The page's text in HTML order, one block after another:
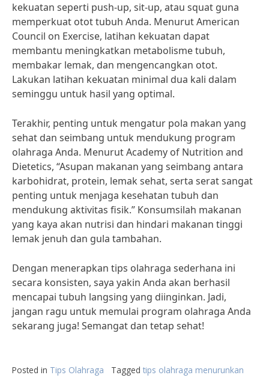
kekuatan seperti push-up, sit-up, atau squat guna
memperkuat otot tubuh Anda. Menurut American
Council on Exercise, latihan kekuatan dapat
membantu meningkatkan metabolisme tubuh,
membakar lemak, dan mengencangkan otot.
Lakukan latihan kekuatan minimal dua kali dalam
seminggu untuk hasil yang optimal.
Terakhir, penting untuk mengatur pola makan yang
sehat dan seimbang untuk mendukung program
olahraga Anda. Menurut Academy of Nutrition and
Dietetics, “Asupan makanan yang seimbang antara
karbohidrat, protein, lemak sehat, serta serat sangat
penting untuk menjaga kesehatan tubuh dan
mendukung aktivitas fisik.” Konsumsilah makanan
yang kaya akan nutrisi dan hindari makanan tinggi
lemak jenuh dan gula tambahan.
Dengan menerapkan tips olahraga sederhana ini
secara konsisten, saya yakin Anda akan berhasil
mencapai tubuh langsing yang diinginkan. Jadi,
jangan ragu untuk memulai program olahraga Anda
sekarang juga! Semangat dan tetap sehat!
Posted in Tips Olahraga Tagged tips olahraga menurunkan